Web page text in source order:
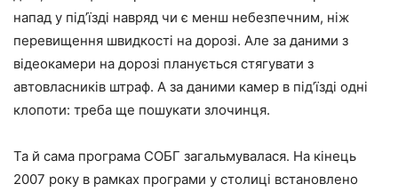
напад у під’їзді навряд чи є менш небезпечним, ніж
перевищення швидкості на дорозі. Але за даними з
відеокамери на дорозі планується стягувати з
автовласників штраф. А за даними камер в під’їзді одні
клопоти: треба ще пошукати злочинця.
Та й сама програма СОБГ загальмувалася. На кінець
2007 року в рамках програми у столиці встановлено